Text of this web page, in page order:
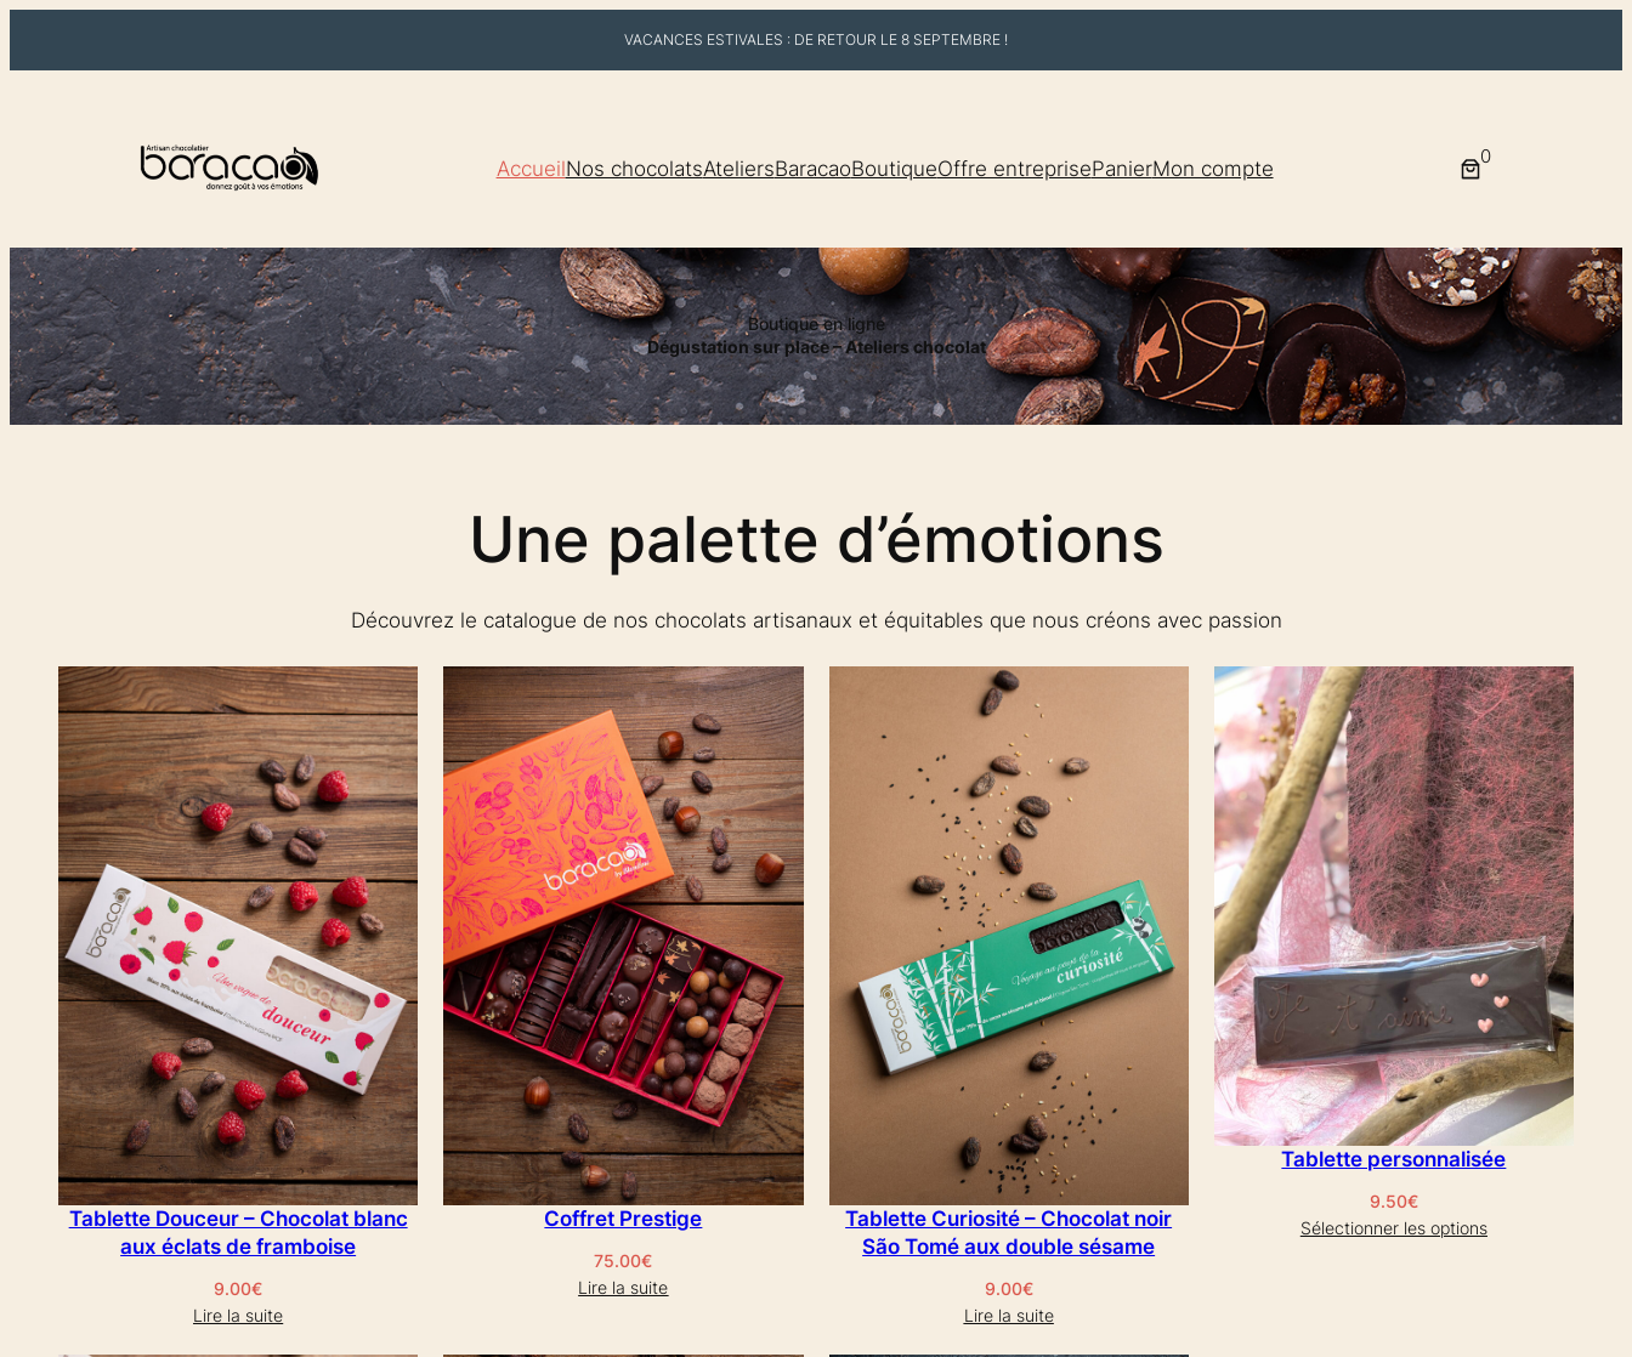
VACANCES ESTIVALES : DE RETOUR LE 8 SEPTEMBRE !
AccueilNos chocolatsAteliersBaracaoBoutiqueOffre entreprisePanierMon compte
0
Boutique en ligne
Dégustation sur place – Ateliers chocolat
Une palette d’émotions
Découvrez le catalogue de nos chocolats artisanaux et équitables que nous créons avec passion
Tablette Douceur – Chocolat blanc
aux éclats de framboise
9.00€
Lire la suite
Coffret Prestige
75.00€
Lire la suite
Tablette Curiosité – Chocolat noir
São Tomé aux double sésame
9.00€
Lire la suite
Tablette personnalisée
9.50€
Sélectionner les options